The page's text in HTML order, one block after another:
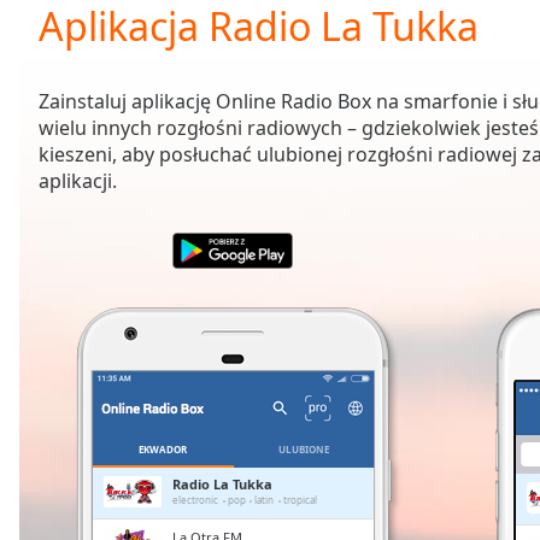
Current
Time0:00
Duration
Loaded:
0.00%
Stream
Remaining
Aplikacja Radio La Tukka
Zainstaluj aplikację Online Radio Box na smarfonie i
wielu innych rozgłośni radiowych – gdziekolwiek
kieszeni, aby posłuchać ulubionej rozgłośni radiowej
aplikacji.
EKWADOR ULUBIONE
Radio La Tukka
electronic pop latin tropical
La Otra FM